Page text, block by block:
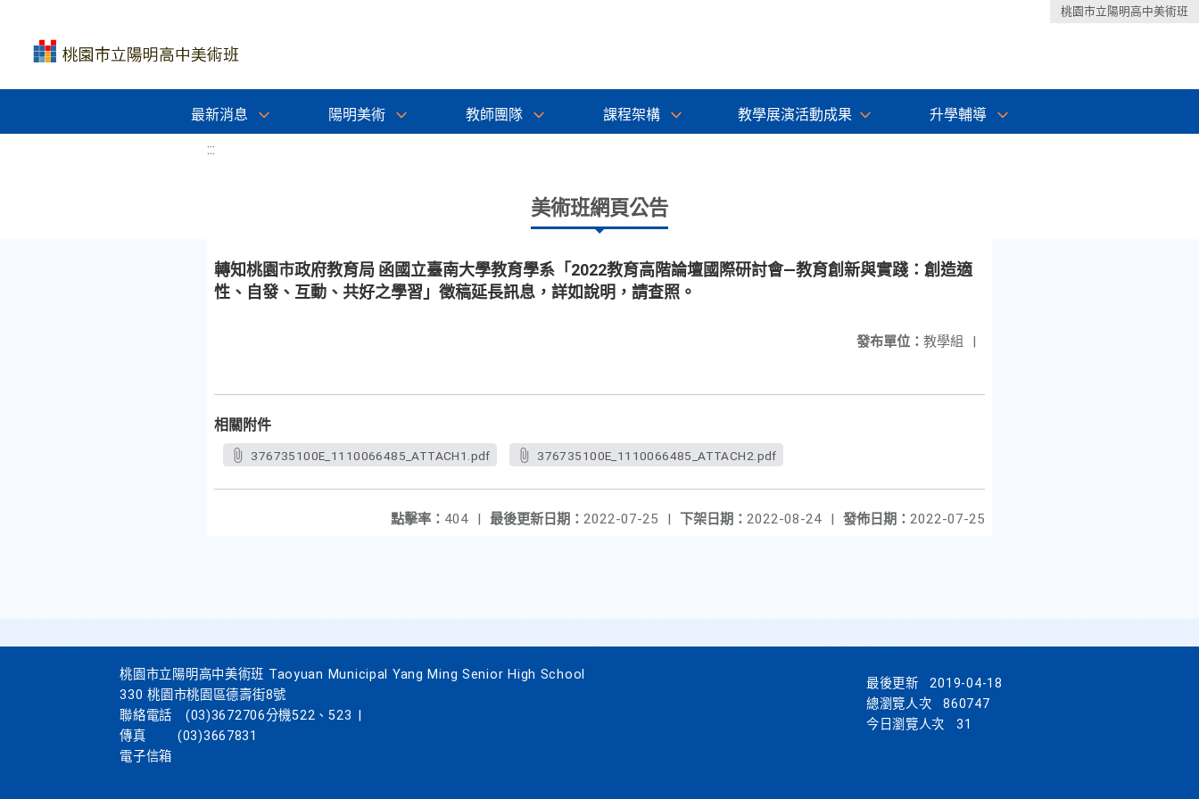
桃園市立陽明高中美術班
最新消息 陽明美術 教師團隊 課程架構 教學展演活動成果 升學輔導
:::
美術班網頁公告
轉知桃園市政府教育局 函國立臺南大學教育學系「2022教育高階論壇國際研討會—教育創新與實踐：創造適
性、自發、互動、共好之學習」徵稿延長訊息，詳如說明，請查照。
發布單位： 教學組 |
相關附件
376735100E_1110066485_ATTACH1.pdf 376735100E_1110066485_ATTACH2.pdf
發佈日期： 2022-07-25
下架日期： 2022-08-24 |
最後更新日期： 2022-07-25 |
點擊率： 404 |
桃園市立陽明高中美術班 Taoyuan Municipal Yang Ming Senior High School
330 桃園市桃園區德壽街8號
聯絡電話
(03)3672706分機522、523
傳真
(03)3667831
電子信箱
最後更新
2019-04-18
總瀏覽人次
860747
今日瀏覽人次
31